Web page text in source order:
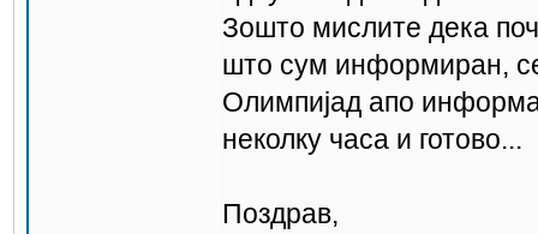
Зошто мислите дека
што сум информиран,
Олимпијад апо
неколку часа и готово...
Поздрав,